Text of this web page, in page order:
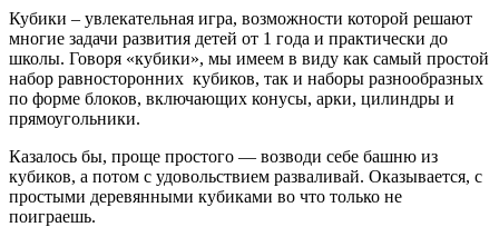
Кубики – увлекательная игра, возможности которой решают
многие задачи развития детей от 1 года и практически до
школы. Говоря «кубики», мы имеем в виду как самый простой
набор равносторонних кубиков, так и наборы разнообразных
по форме блоков, включающих конусы, арки, цилиндры и
прямоугольники.
Казалось бы, проще простого — возводи себе башню из
кубиков, а потом с удовольствием разваливай. Оказывается, с
простыми деревянными кубиками во что только не
поиграешь.